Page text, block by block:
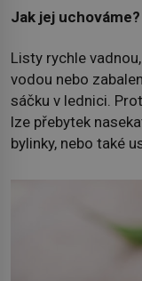
Jak jej uchováme?
Listy rychle
vodou nebo
sáčku v lednici.
lze přebytek
bylinky, nebo také